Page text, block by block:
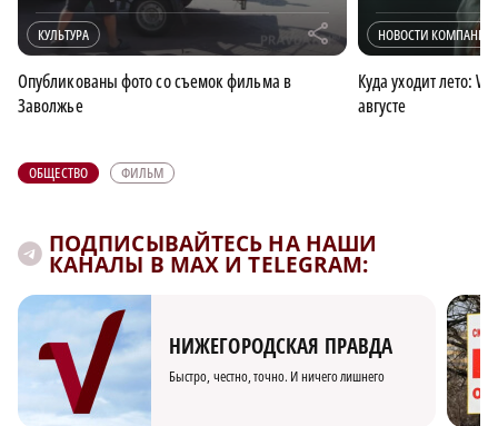
КУЛЬТУРА r
Опубликованы фото со съемок фильма в
Заволжье
НОВОСТИ КОМПАНИИ
Куда уходит лето:
августе
ОБЩЕСТВО ФИЛЬМ
ПОДПИСЫВАЙТЕСЬ НА НАШИ
КАНАЛЫ В MAX И TELEGRAM:
НИЖЕГОРОДСКАЯ ПРАВДА
Быстро, честно, точно. И ничего лишнего